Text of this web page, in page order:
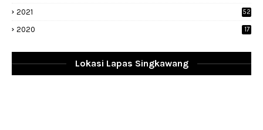
2021 52
2020 17
Lokasi Lapas Singkawang